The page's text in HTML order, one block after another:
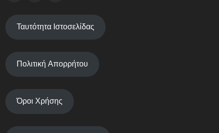
Ταυτότητα Ιστοσελίδας
Πολιτική Απορρήτου
Όροι Χρήσης